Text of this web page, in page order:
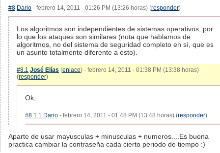
#8 Dario - febrero 14, 2011 - 01:26 PM (13:26 horas) (responder)
Los algoritmos son independientes de sistemas operativos, por
lo que los ataques son similares (nota que hablamos de
algoritmos, no del sistema de seguridad completo en sí, que es
un asunto totalmente diferente a esto).
#8.1 José Elías (enlace) - febrero 14, 2011 - 01:38 PM (13:38 horas)
(responder)
Ok,
#8.1.1 Dario - febrero 14, 2011 - 01:48 PM (13:48 horas) (responder)
Aparte de usar mayusculas + minusculas + numeros....Es buena
practica cambiar la contraseña cada cierto periodo de tiempo :)